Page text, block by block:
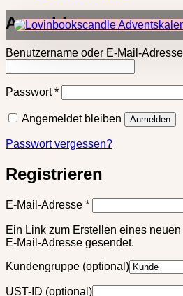
Anmelden
Benutzername oder E-Mail-Adresse
Passwort*Erforderlich
Angemeldet bleiben Anmelden
Passwort vergessen?
Registrieren
E-Mail-Adresse *Erforderlich
Ein Link zum Erstellen eines
E-Mail-Adresse gesendet.
Kundengruppe (optional)
UST-ID (optional)